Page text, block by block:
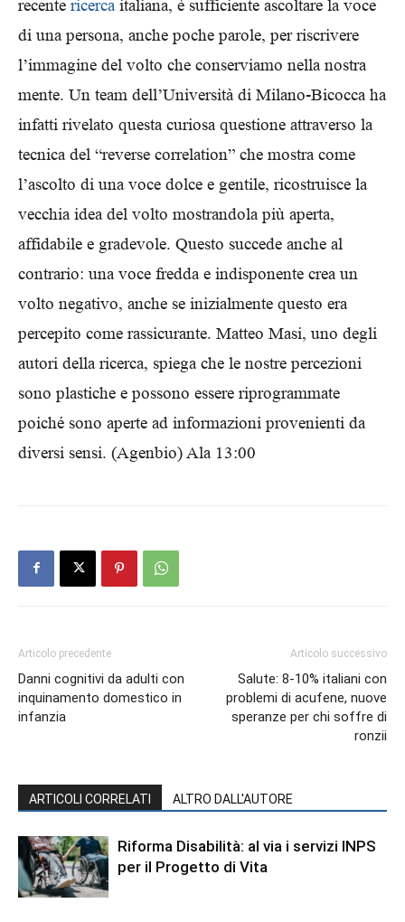
recente ricercaitaliana, è sufficiente ascoltare la voce
di una persona, anche poche parole, per riscrivere
l’immagine del volto che conserviamo nella nostra
mente. Un team dell’Università di Milano-Bicocca ha
infatti rivelato questa curiosa questione attraverso la
tecnica del “reverse correlation” che mostra come
l’ascolto di una voce dolce e gentile, ricostruisce la
vecchia idea del volto mostrandola più aperta,
affidabile e gradevole. Questo succede anche al
contrario: una voce fredda e indisponente crea un
volto negativo, anche se inizialmente questo era
percepito come rassicurante. Matteo Masi, uno degli
autori della ricerca, spiega che le nostre percezioni
sono plastiche e possono essere riprogrammate
poiché sono aperte ad informazioni provenienti da
diversi sensi. (Agenbio) Ala 13:00
Articolo precedente
Danni cognitivi da adulti con
inquinamento domestico in
infanzia
Articolo successivo
Salute: 8-10% italiani con
problemi di acufene, nuove
speranze per chi soffre di
ronzii
ARTICOLI CORRELATI ALTRO DALL'AUTORE
Riforma Disabilità: al via i servizi INPS
per il Progetto di Vita